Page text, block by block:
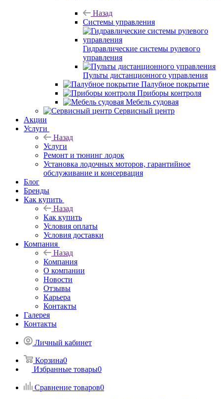
Назад
Системы управления
Гидравлические системы рулевого
управления
Пульты дистанционного управления
Палубное покрытие
Приборы контроля
Мебель судовая
Сервисный центр
Акции
Услуги
Назад
Услуги
Ремонт и тюнинг лодок
Установка лодочных моторов, гарантийное
обслуживание и консервация
Блог
Бренды
Как купить
Назад
Как купить
Условия оплаты
Условия доставки
Компания
Назад
Компания
О компании
Новости
Отзывы
Карьера
Контакты
Галерея
Контакты
Личный кабинет
Корзина0
Избранные товары0
Сравнение товаров0